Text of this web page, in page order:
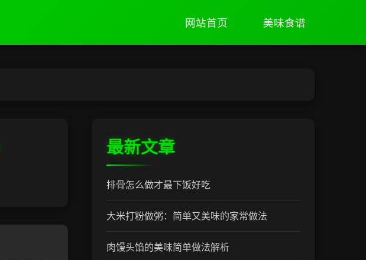
网站首页 美味食谱
最新文章
排骨怎么做才最下饭好吃
大米打粉做粥：简单又美味的家常做法
肉馒头馅的美味简单做法解析